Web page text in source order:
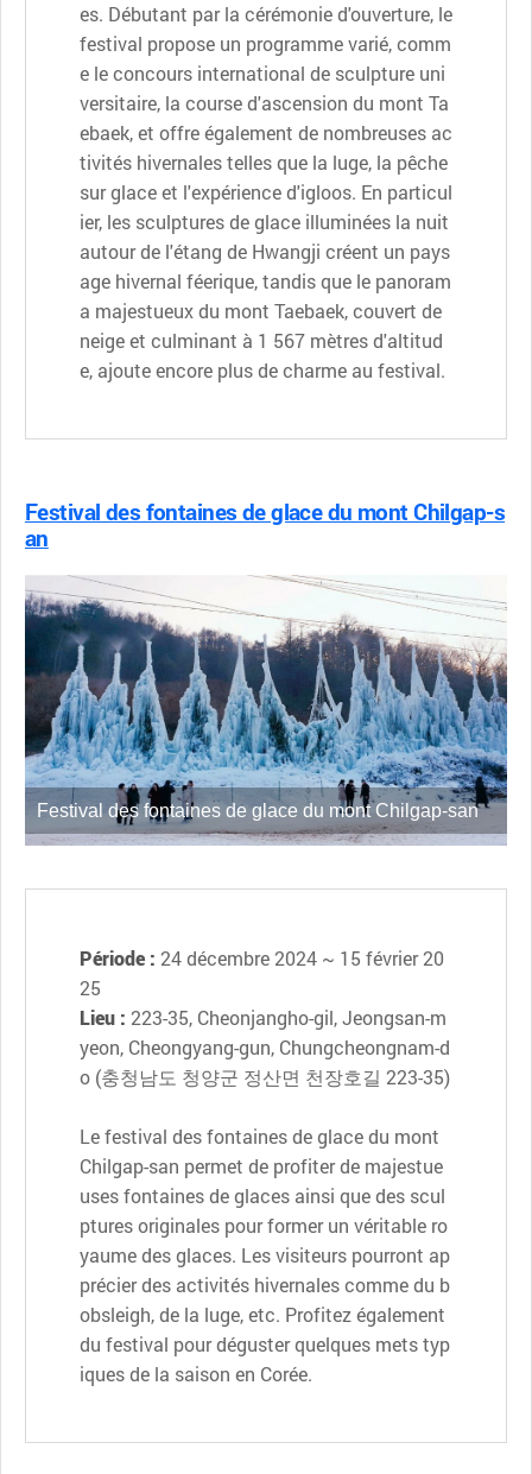
es. Débutant par la cérémonie d'ouverture, le
festival propose un programme varié, comm
e le concours international de sculpture uni
versitaire, la course d'ascension du mont Ta
ebaek, et offre également de nombreuses ac
tivités hivernales telles que la luge, la pêche
sur glace et l'expérience d'igloos. En particul
ier, les sculptures de glace illuminées la nuit
autour de l'étang de Hwangji créent un pays
age hivernal féerique, tandis que le panoram
a majestueux du mont Taebaek, couvert de
neige et culminant à 1 567 mètres d'altitud
e, ajoute encore plus de charme au festival.
Festival des fontaines de glace du mont Chilgap-s
an
Festival des fontaines de glace du mont Chilgap-san
Période : 24 décembre 2024 ~ 15 février 20
25
Lieu : 223-35, Cheonjangho-gil, Jeongsan-m
yeon, Cheongyang-gun, Chungcheongnam-d
o (충청남도 청양군 정산면 천장호길 223-35)
Le festival des fontaines de glace du mont
Chilgap-san permet de profiter de majestue
uses fontaines de glaces ainsi que des scul
ptures originales pour former un véritable ro
yaume des glaces. Les visiteurs pourront ap
précier des activités hivernales comme du b
obsleigh, de la luge, etc. Profitez également
du festival pour déguster quelques mets typ
iques de la saison en Corée.